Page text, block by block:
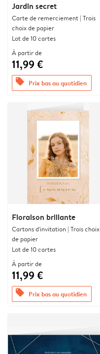
Jardin secret
Carte de remerciement | Trois
choix de papier
Lot de 10 cartes
À partir de
11,99 €
offers Prix bas au quotidien
Floraison brillante
Cartons d'invitation | Trois choix
de papier
Lot de 10 cartes
À partir de
11,99 €
offers Prix bas au quotidien